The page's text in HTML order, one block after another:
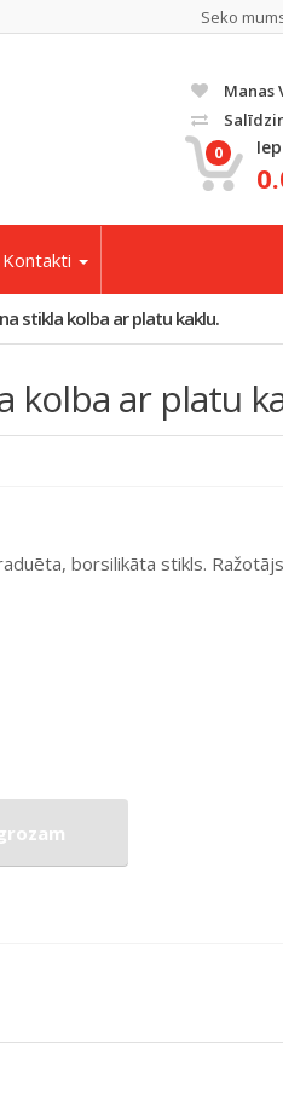
Seko
Manas
0
Kontakti
stikla kolba ar platu kaklu.
kolba ar platu
borsilikāta stikls.